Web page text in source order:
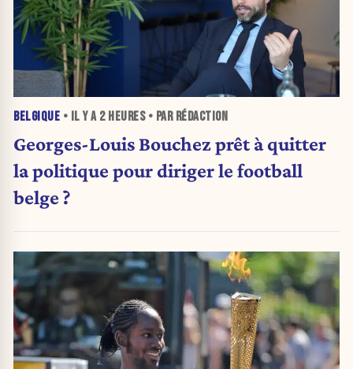
BELGIQUE • IL Y A 2 HEURES• PAR RÉDACTION
Georges-Louis Bouchez prêt à quitter
la politique pour diriger le football
belge ?